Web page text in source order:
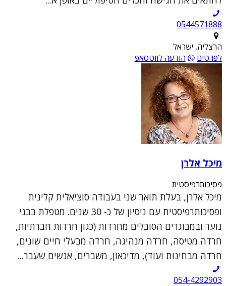
0544571888
הרצליה, ישראל
לפרטים
הודעה לווטסאפ
מיכל אלרן
פסיכותרפיסטית
מיכל אלרן, בעלת תואר שני בעבודה סוציאלית קלינית
ופסיכותרפיסטית עם ניסיון של כ- 30 שנים. מטפלת בבני
נוער ובמבוגרים הסובלים מחרדות (כגון חרדות חברתיות,
חרדה מטיסה, חרדה מנהיגה, חרדה מבעלי חיים שונים,
חרדה מבחינות ועוד), מדיכאון, משברים, אנשים שעבר...
054-4292903